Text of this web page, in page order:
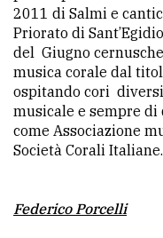
Privacy
policy
Cookie
policy
2011 di Salmi e
Priorato di
del Giugno
musica corale dal
ospitando cori
musicale e sempre
come Associazione
Società Corali Italiane.
Federico Porcelli